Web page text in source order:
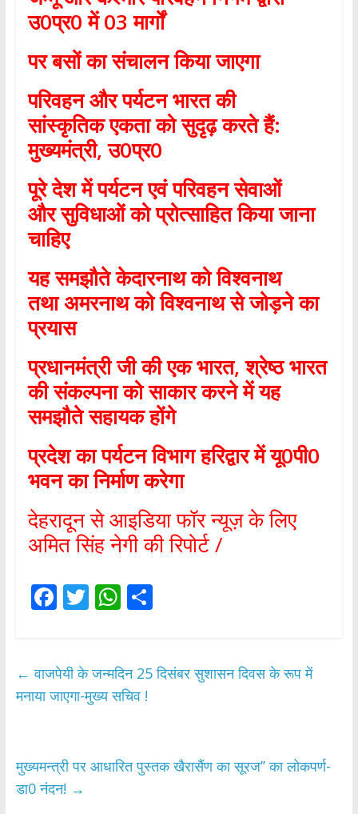
उ0प्र0में03मार्गों
पर बसों का संचालन किया जाएगा
परिवहन और पर्यटन भारत की
सांस्कृतिकएकता को सुदृढ़ करते हैं:
मुख्यमंत्री,उ0प्र0
पूरे देश में पर्यटन एवं परिवहन सेवाओं
औरसुविधाओं को प्रोत्साहित किया जाना
चाहिए
यह समझौते केदारनाथ को विश्वनाथ
तथा अमरनाथ को विश्वनाथ से जोड़ने का
प्रयास
प्रधानमंत्री जी की एक भारत,श्रेष्ठ भारत
कीसंकल्पना को साकार करने में यह
समझौते सहायक होंगे
प्रदेश का पर्यटन विभाग हरिद्वार में यू0पी0
भवन का निर्माण करेगा
देहरादून से आइडिया फॉर न्यूज़ के लिए
अमित सिंह नेगी की रिपोर्ट /
F
b
o
k
T
er
W
s
A
p
S
e
← वाजपेयी के जन्मदिन 25 दिसंबर सुशासन दिवस के रूप में
मनाया जाएगा-मुख्य सचिव !
मुख्यमन्त्री पर आधारित पुस्तक खैरासैंण का सूरज’’ का लोकपर्ण-
डा0 नंदन! →